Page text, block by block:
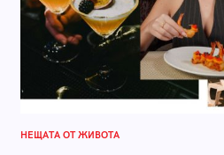
НЕЩАТА ОТ ЖИВОТА